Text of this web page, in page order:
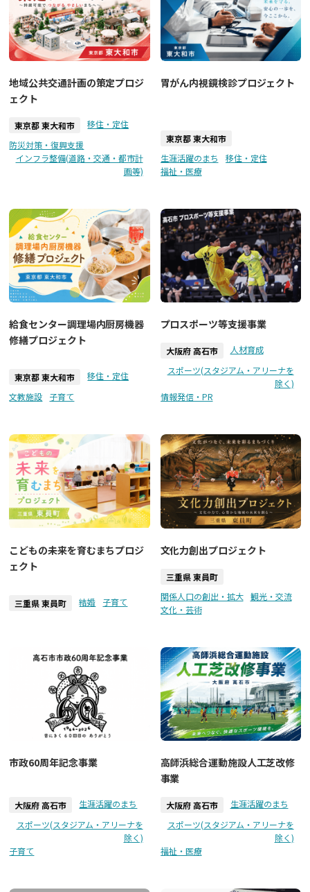
地域公共交通計画の策定プロジ
ェクト
東京都 東大和市
移住・定住
防災対策・復興支援
インフラ整備(道路・交通・都市計
画等)
胃がん内視鏡検診プロジェクト
東京都 東大和市
生涯活躍のまち
移住・定住
福祉・医療
給食センター調理場内厨房機器
修繕プロジェクト
東京都 東大和市
移住・定住
文教施設
子育て
プロスポーツ等支援事業
大阪府 高石市
人材育成
スポーツ(スタジアム・アリーナを
除く)
情報発信・PR
こどもの未来を育むまちプロジ
ェクト
三重県 東員町 結婚 子育て
文化力創出プロジェクト
三重県 東員町
関係人口の創出・拡大
観光・交流
文化・芸術
市政60周年記念事業
大阪府 高石市
生涯活躍のまち
スポーツ(スタジアム・アリーナを
除く)
子育て
高師浜総合運動施設人工芝改修
事業
大阪府 高石市
生涯活躍のまち
スポーツ(スタジアム・アリーナを
除く)
福祉・医療